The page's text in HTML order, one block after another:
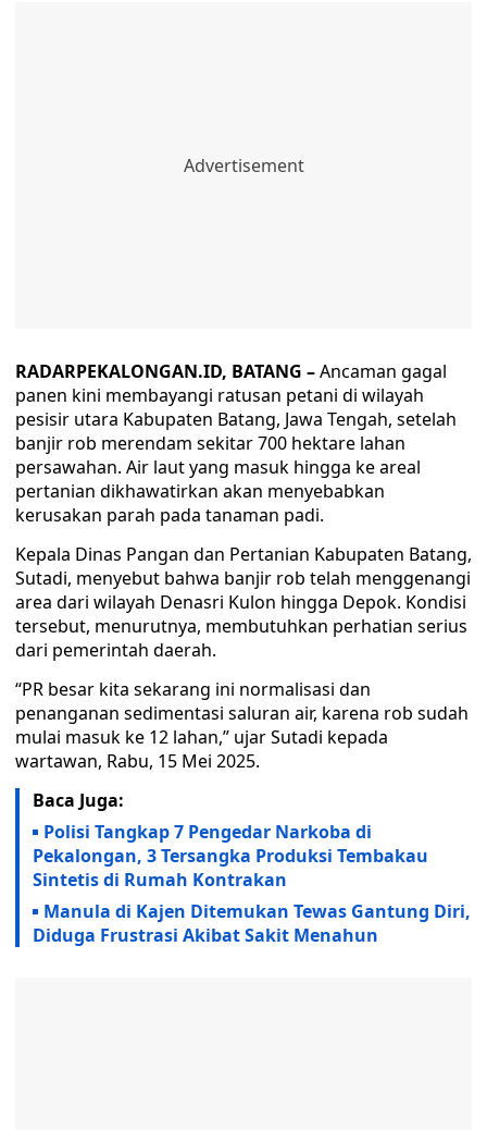
RADARPEKALONGAN.ID, BATANG –Ancaman gagal
panen kini membayangi ratusan petani di wilayah
pesisir utara Kabupaten Batang, Jawa Tengah, setelah
banjir rob merendam sekitar 700 hektare lahan
persawahan. Air laut yang masuk hingga ke areal
pertanian dikhawatirkan akan menyebabkan
kerusakan parah pada tanaman padi.
Kepala Dinas Pangan dan Pertanian Kabupaten Batang,
Sutadi, menyebut bahwa banjir rob telah menggenangi
area dari wilayah Denasri Kulon hingga Depok. Kondisi
tersebut, menurutnya, membutuhkan perhatian serius
dari pemerintah daerah.
“PR besar kita sekarang ini normalisasi dan
penanganan sedimentasi saluran air, karena rob sudah
mulai masuk ke 12 lahan,” ujar Sutadi kepada
wartawan, Rabu, 15 Mei 2025.
Baca Juga:
Polisi Tangkap 7 Pengedar Narkoba di
Pekalongan, 3 Tersangka Produksi Tembakau
Sintetis di Rumah Kontrakan
Manula di Kajen Ditemukan Tewas Gantung Diri,
Diduga Frustrasi Akibat Sakit Menahun